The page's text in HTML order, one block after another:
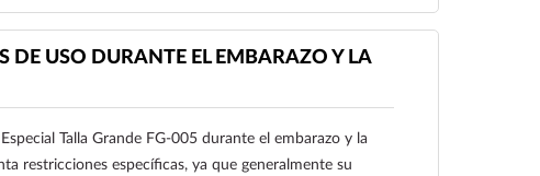
DE USO DURANTE EL EMBARAZO Y LA
Talla Grande FG-005 durante el embarazo y la
restricciones específicas, ya que generalmente su